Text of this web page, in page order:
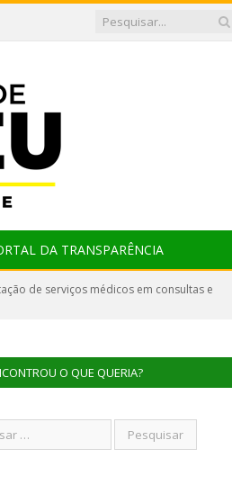
DA TRANSPARÊNCIA
de serviços médicos em consultas e
O QUE QUERIA?